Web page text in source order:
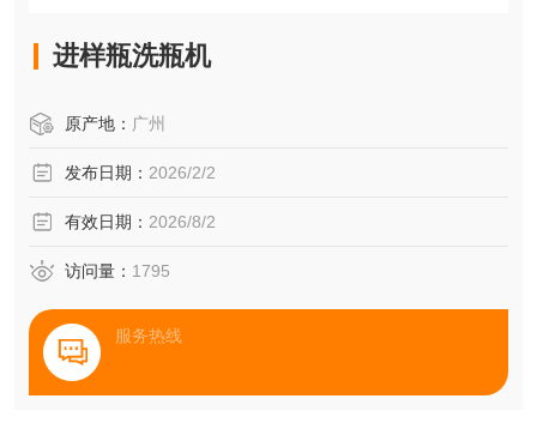
进样瓶洗瓶机
原产地： 广州
发布日期： 2026/2/2
有效日期： 2026/8/2
访问量： 1795
服务热线